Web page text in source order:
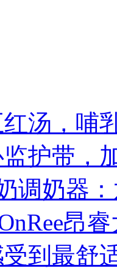
汤，哺
护带，
调奶器
昂
到最舒